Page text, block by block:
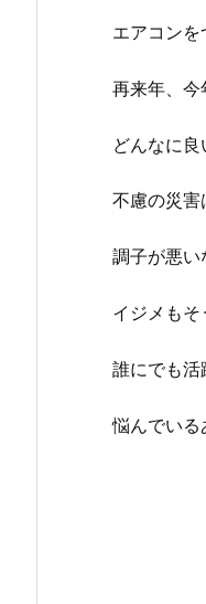
エアコンを
再来年、今
どんなに
不慮の災害
調子が悪い
イジメもそ
誰にでも活
悩んでいる